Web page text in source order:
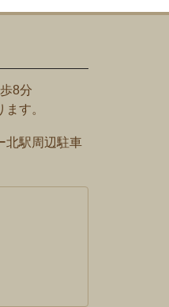
8分
す。
北駅周辺駐車